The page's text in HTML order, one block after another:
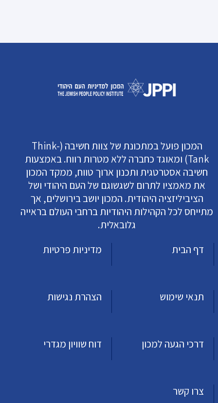
המכון פועל במתכונת של צוות חשיבה (Think-
Tank) ומאוגד כחברה ללא מטרות רווח. באמצעות
חשיבה אסטרטגית ותכנון ארוך טווח, ממקד המכון
את מאמציו לתרום לשגשוגם של העם היהודי ושל
הציביליזציה היהודית. המכון יושב בירושלים, אך
מתייחס לכל הקהילות היהודיות ברחבי העולם בראייה
גלובאלית.
דף הבית
מדיניות פרטיות
תנאי שימוש הצהרת נגישות
דרכי הגעה למכון דוח שוויון מגדרי
צרו קשר